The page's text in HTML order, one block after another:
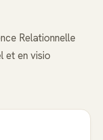
Relationnelle
et en visio